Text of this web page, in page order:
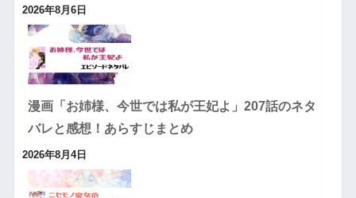
2026年8月6日
漫画「お姉様、今世では私が王妃よ」207話のネタ
バレと感想！あらすじまとめ
2026年8月4日